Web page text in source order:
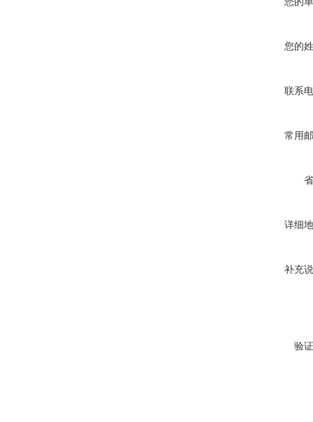
您的
联系
常用
详细
补充
验